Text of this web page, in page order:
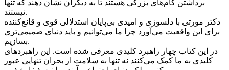
برداشتن گام‌های بزرگی هستند تا به دیگران نشان دهند که تنها
نیستند.
دکتر مورتی با دلسوزی و امیدی بی‌پایان استدلالی قوی و قانع‌کننده
برای این واقعیت می‌آورد چرا ما می‌توانیم و باید دنیای صمیمی‌تری
بسازیم.
در این کتاب چهار راهبرد کلیدی معرفی شده‌ است. این راهبردهای
کلیدی به ما کمک می‌کنند نه تنها به سلامت از بحران تنهایی عبور